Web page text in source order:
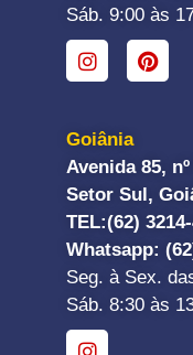
Sáb. 9:00 às
Goiânia
Avenida 85,
Setor Sul,
TEL:(62)
Whatsapp:
Seg. à Sex.
Sáb. 8:30 às